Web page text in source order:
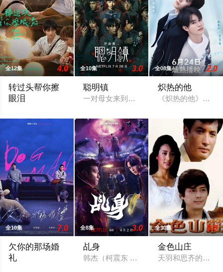
全12集 4.0
转过头帮你擦
眼泪
全10集 3.0
聪明镇
一对母女来到以高升学率闻名的偏远小镇
全08集 2.0
炽热的他
《炽热的他》讲
全10集 7.0
欠你的那场婚
礼
全8集 3.0
乩身
韩杰（柯震东 饰）因儿时犯下无法挽回
全30集 9.0
金色山庄
天羽和思齐的恋情